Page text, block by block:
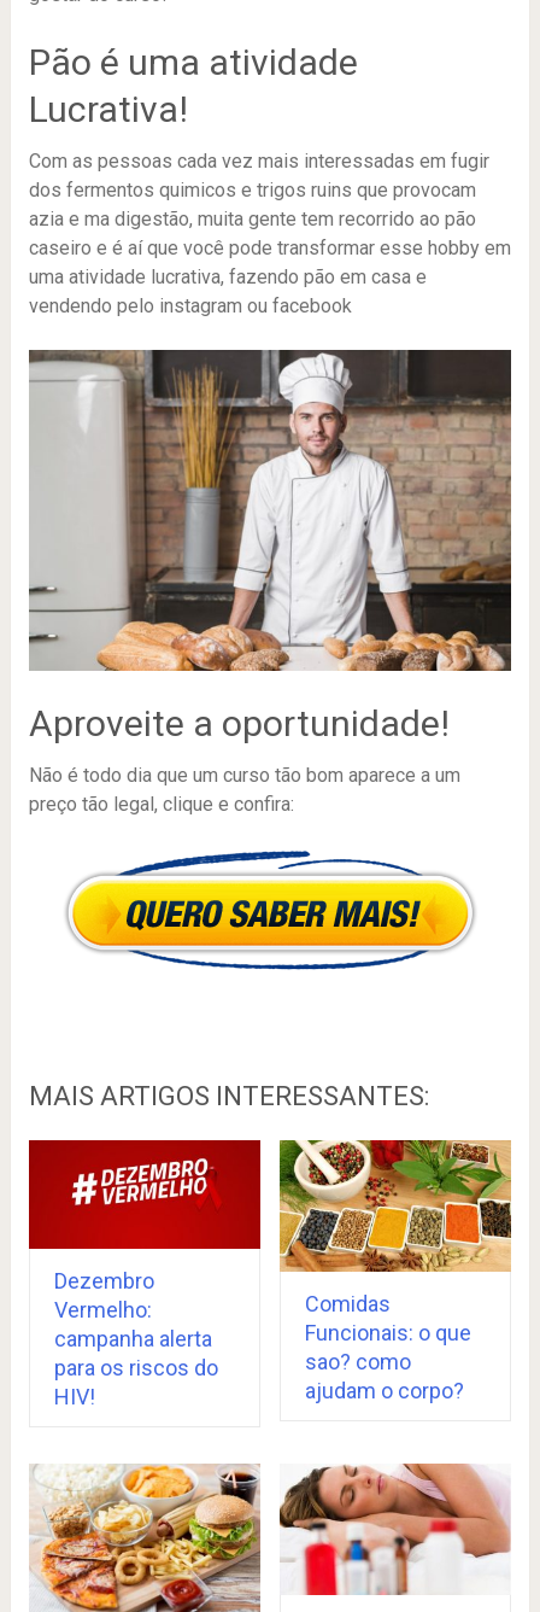
Pão é uma atividade
Lucrativa!
Com as pessoas cada vez mais interessadas em fugir
dos fermentos quimicos e trigos ruins que provocam
azia e ma digestão, muita gente tem recorrido ao pão
caseiro e é aí que você pode transformar esse hobby em
uma atividade lucrativa, fazendo pão em casa e
vendendo pelo instagram ou facebook
Aproveite a oportunidade!
Não é todo dia que um curso tão bom aparece a um
preço tão legal, clique e confira:
MAIS ARTIGOS INTERESSANTES:
Dezembro
Vermelho:
campanha alerta
para os riscos do
HIV!
Comidas
Funcionais: o que
sao? como
ajudam o corpo?